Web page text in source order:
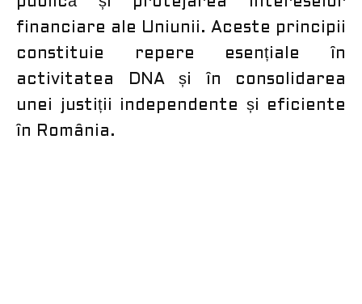
financiare ale Uniunii. Aceste principii
constituie repere esențiale în
activitatea DNA și în consolidarea
unei justiții independente și eficiente
în România.